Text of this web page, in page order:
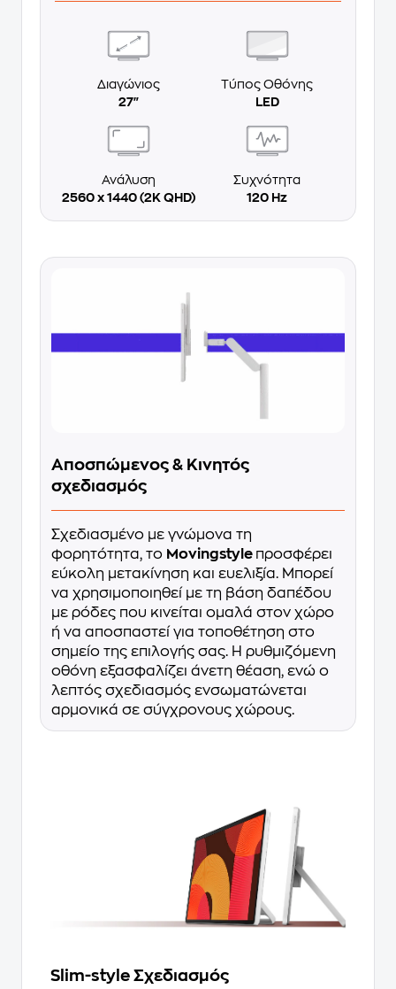
Διαγώνιος
27"
Τύπος Οθόνης
LED
Ανάλυση
2560 x 1440 (2K QHD)
Συχνότητα
120 Hz
Αποσπώμενος & Κινητός
σχεδιασμός
Σχεδιασμένο με γνώμονα τη
φορητότητα, το Movingstyle προσφέρει
εύκολη μετακίνηση και ευελιξία. Μπορεί
να χρησιμοποιηθεί με τη βάση δαπέδου
με ρόδες που κινείται ομαλά στον χώρο
ή να αποσπαστεί για τοποθέτηση στο
σημείο της επιλογής σας. Η ρυθμιζόμενη
οθόνη εξασφαλίζει άνετη θέαση, ενώ ο
λεπτός σχεδιασμός ενσωματώνεται
αρμονικά σε σύγχρονους χώρους.
Slim-style Σχεδιασμός